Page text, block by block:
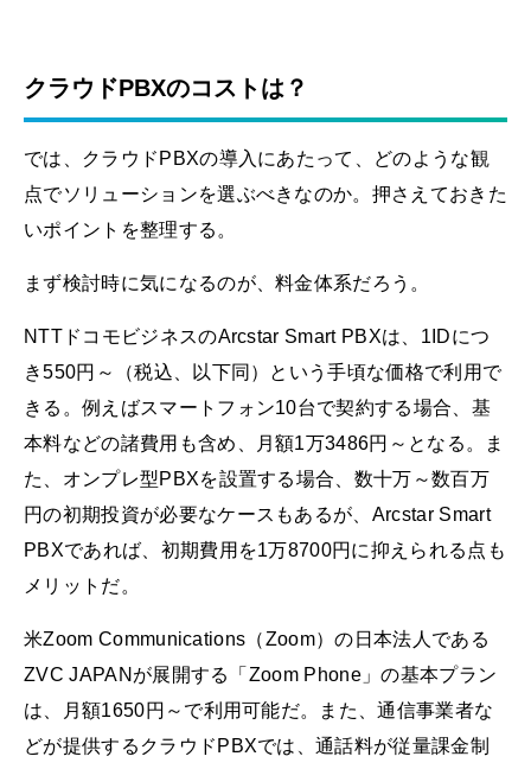
クラウドPBXのコストは？
では、クラウドPBXの導入にあたって、どのような観
点でソリューションを選ぶべきなのか。押さえておきた
いポイントを整理する。
まず検討時に気になるのが、料金体系だろう。
NTTドコモビジネスのArcstar Smart PBXは、1IDにつ
き550円～（税込、以下同）という手頃な価格で利用で
きる。例えばスマートフォン10台で契約する場合、基
本料などの諸費用も含め、月額1万3486円～となる。ま
た、オンプレ型PBXを設置する場合、数十万～数百万
円の初期投資が必要なケースもあるが、Arcstar Smart
PBXであれば、初期費用を1万8700円に抑えられる点も
メリットだ。
米Zoom Communications（Zoom）の日本法人である
ZVC JAPANが展開する「Zoom Phone」の基本プラン
は、月額1650円～で利用可能だ。また、通信事業者な
どが提供するクラウドPBXでは、通話料が従量課金制